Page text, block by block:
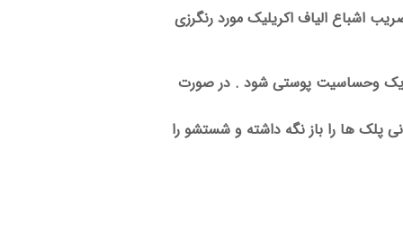
اشباع الیاف اکریلیک مورد رنگرزی
وحساسیت پوستی شود . در صورت
به مرکز درمانی پلک ها را باز نگه داشته و شستشو را